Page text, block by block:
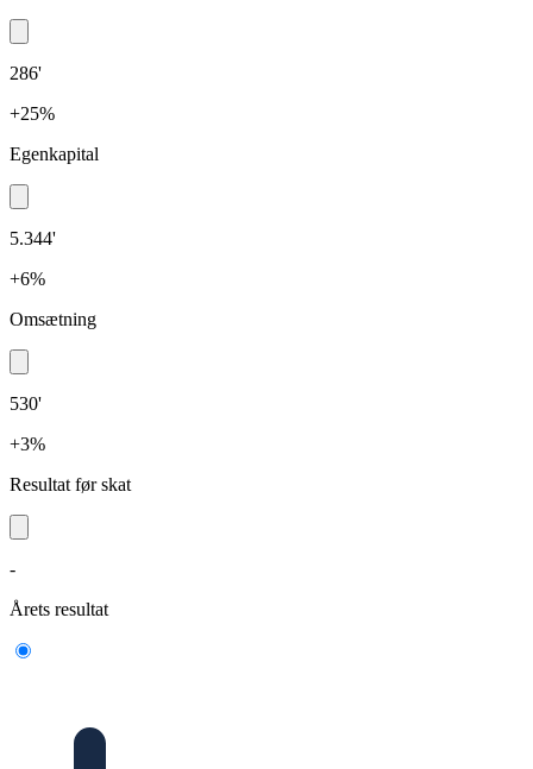
286'
+25%
Egenkapital
5.344'
+6%
Omsætning
530'
+3%
Resultat før skat
-
Årets resultat